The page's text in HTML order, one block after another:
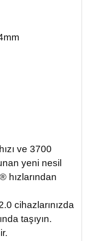
ve 3700
yeni nesil
hızlarından
cihazlarınızda
taşıyın.